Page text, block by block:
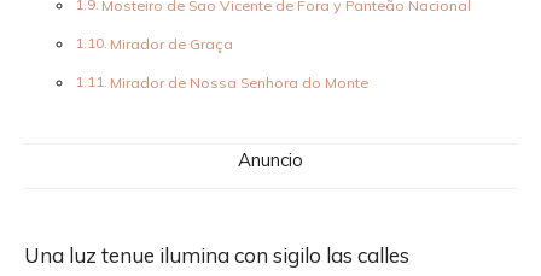
Mosteiro de Sao Vicente de Fora y Panteão Nacional
Mirador de Graça
Mirador de Nossa Senhora do Monte
Anuncio
Una luz tenue ilumina con sigilo las calles